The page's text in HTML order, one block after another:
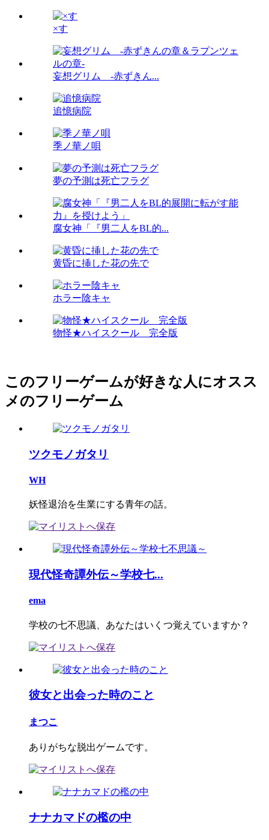
×す
妄想グリム -赤ずきん...
追憶病院
季ノ華ノ唄
夢の予測は死亡フラグ
腐女神「『男二人をBL的...
黄昏に挿した花の先で
ホラー陰キャ
物怪★ハイスクール 完全版
このフリーゲームが好きな人にオスス
メのフリーゲーム
ツクモノガタリ
WH
妖怪退治を生業にする青年の話。
現代怪奇譚外伝～学校七...
ema
学校の七不思議、あなたはいくつ覚えていますか？
彼女と出会った時のこと
まつこ
ありがちな脱出ゲームです。
ナナカマドの檻の中